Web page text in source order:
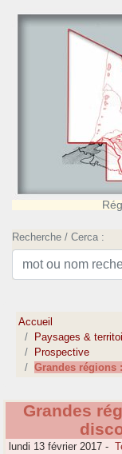
Recherche / Cerca :
Accueil
Paysages &
Prospective
Grandes régions
Grandes
lundi 13 février 2017 -